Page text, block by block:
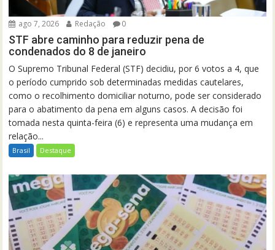
ago 7, 2026 Redação 0
STF abre caminho para reduzir pena de
condenados do 8 de janeiro
O Supremo Tribunal Federal (STF) decidiu, por 6 votos a 4, que
o período cumprido sob determinadas medidas cautelares,
como o recolhimento domiciliar noturno, pode ser considerado
para o abatimento da pena em alguns casos. A decisão foi
tomada nesta quinta-feira (6) e representa uma mudança em
relação...
Brasil Destaque